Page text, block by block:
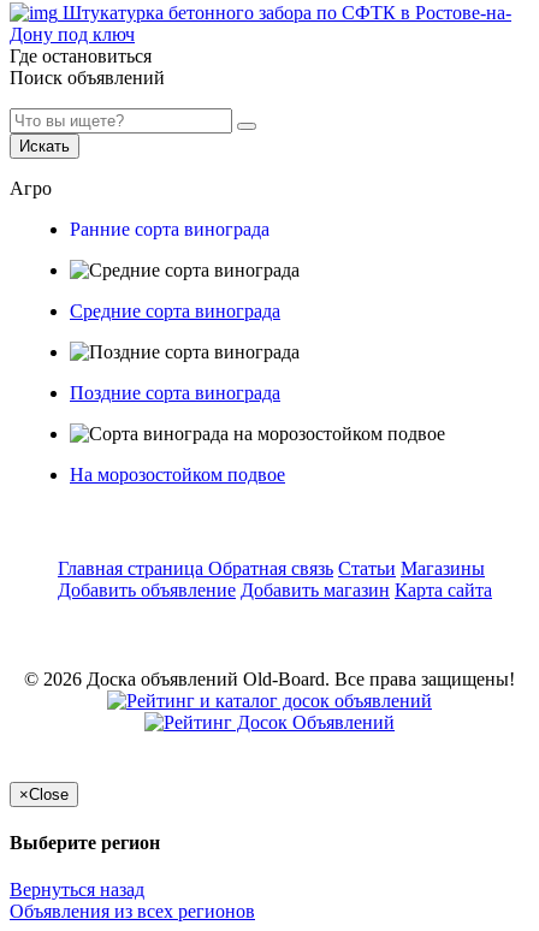
Штукатурка бетонного забора по СФТК в Ростове-на-
Дону под ключ
Где остановиться
Поиск объявлений
Искать
Агро
Ранние сорта винограда
Средние сорта винограда
Поздние сорта винограда
На морозостойком подвое
Главная страница Обратная связь Статьи Магазины
Добавить объявление Добавить магазин Карта сайта
© 2026 Доска объявлений Old-Board. Все права защищены!
×Close
Выберите регион
Вернуться назад
Объявления из всех регионов